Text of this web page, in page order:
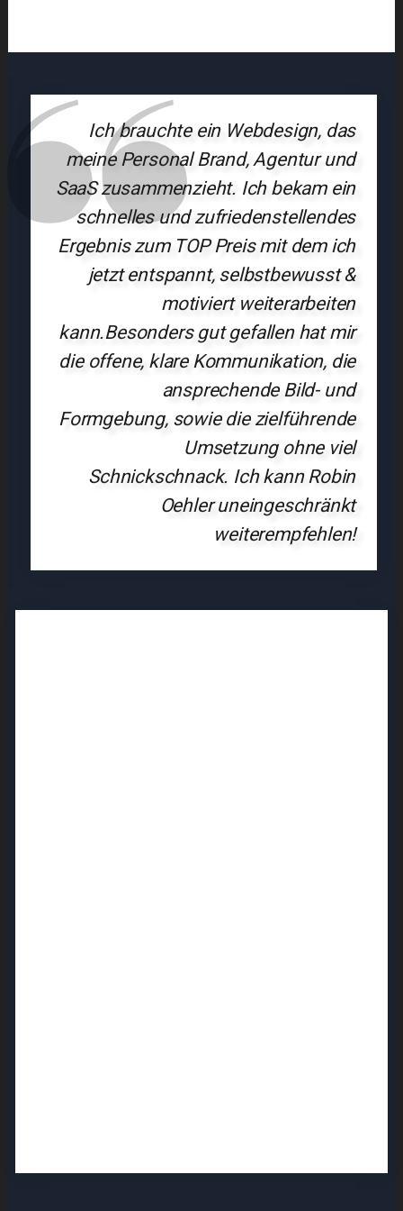
Ich brauchte ein Webdesign, das
meine Personal Brand, Agentur und
SaaS zusammenzieht. Ich bekam ein
schnelles und zufriedenstellendes
Ergebnis zum TOP Preis mit dem ich
jetzt entspannt, selbstbewusst &
motiviert weiterarbeiten
kann.Besonders gut gefallen hat mir
die offene, klare Kommunikation, die
ansprechende Bild- und
Formgebung, sowie die zielführende
Umsetzung ohne viel
Schnickschnack. Ich kann Robin
Oehler uneingeschränkt
weiterempfehlen!